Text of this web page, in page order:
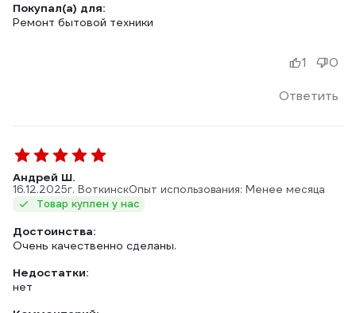
Покупал(а) для:
Ремонт бытовой техники
Ответить
1 0
Андрей Ш.
16.12.2025г. ВоткинскОпыт использования: Менее месяца
Товар куплен у нас
Достоинства:
Очень качественно сделаны.
Недостатки:
нет